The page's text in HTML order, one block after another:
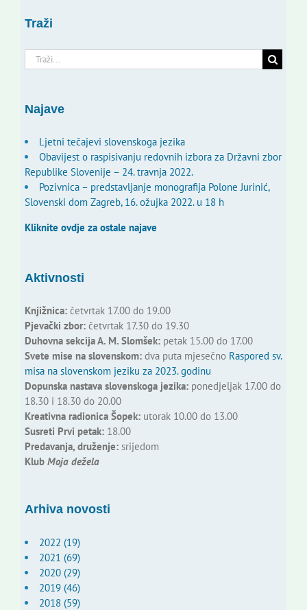
Traži
Traži...
Najave
Ljetni tečajevi slovenskoga jezika
Obavijest o raspisivanju redovnih izbora za Državni zbor
Republike Slovenije – 24. travnja 2022.
Pozivnica – predstavljanje monografija Polone Jurinić,
Slovenski dom Zagreb, 16. ožujka 2022. u 18 h
Kliknite ovdje za ostale najave
Aktivnosti
Knjižnica:četvrtak 17.00 do 19.00
Pjevački zbor:četvrtak 17.30 do 19.30
Duhovna sekcija A. M. Slomšek:petak 15.00 do 17.00
Svete mise na slovenskom:dva puta mjesečno Raspored sv.
misa na slovenskom jeziku za 2023. godinu
Dopunska nastava slovenskoga jezika:ponedjeljak 17.00 do
18.30 i 18.30 do 20.00
Kreativna radionica Šopek:utorak 10.00 do 13.00
Susreti Prvi petak:18.00
Predavanja, druženje:srijedom
Klub Moja dežela
Arhiva novosti
2022 (19)
2021 (69)
2020 (29)
2019 (46)
2018 (59)